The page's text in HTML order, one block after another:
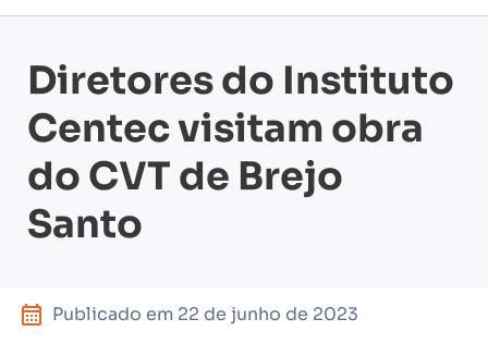
Diretores do Instituto
Centec visitam obra
do CVT de Brejo
Santo
Publicado em 22 de junho de 2023